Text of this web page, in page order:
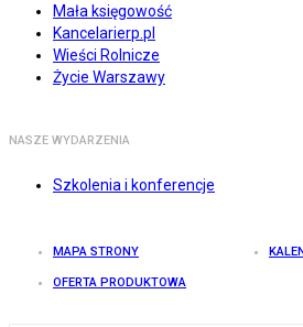
Mała księgowość
Kancelarierp.pl
Wieści Rolnicze
Życie Warszawy
NASZE WYDARZENIA
Szkolenia i konferencje
MAPA STRONY
OFERTA PRODUKTOWA